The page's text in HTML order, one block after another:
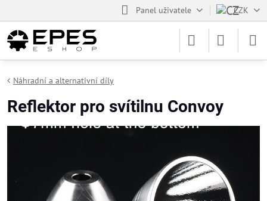
Panel uživatele CZK
Náhradní a alternativní díly
Reflektor pro svítilnu Convoy